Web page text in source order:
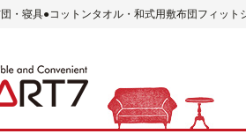
・寝具●コットンタオル・和式用敷布団フィット